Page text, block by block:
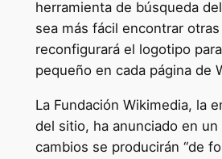
herramienta de búsqueda
sea más fácil encontrar
reconfigurará el logotipo
pequeño en cada página de
La Fundación Wikimedia, la
del sitio, ha anunciado en
cambios se producirán “de